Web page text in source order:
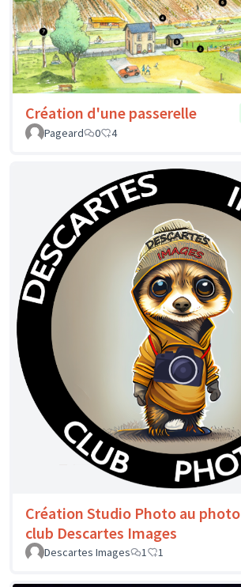
Création d'une passerelle
Pageard
0 4
Création Studio Photo au photo
club Descartes Images
Descartes Images
1 1